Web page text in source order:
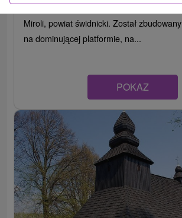
Drewniany kościół greckokatolicki
Miroli, powiat świdnicki. Został
na dominującej platformie, na...
POKAZ